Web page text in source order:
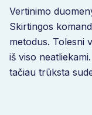
Vertinimo
Skirtingos
metodus. Tolesni
iš viso
tačiau trūksta